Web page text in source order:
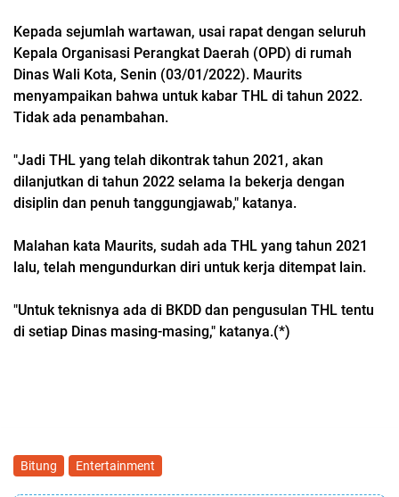
Kepada sejumlah wartawan, usai rapat dengan seluruh
Kepala Organisasi Perangkat Daerah (OPD) di rumah
Dinas Wali Kota, Senin (03/01/2022). Maurits
menyampaikan bahwa untuk kabar THL di tahun 2022.
Tidak ada penambahan.
"Jadi THL yang telah dikontrak tahun 2021, akan
dilanjutkan di tahun 2022 selama Ia bekerja dengan
disiplin dan penuh tanggungjawab," katanya.
Malahan kata Maurits, sudah ada THL yang tahun 2021
lalu, telah mengundurkan diri untuk kerja ditempat lain.
"Untuk teknisnya ada di BKDD dan pengusulan THL tentu
di setiap Dinas masing-masing," katanya.(*)
Bitung Entertainment